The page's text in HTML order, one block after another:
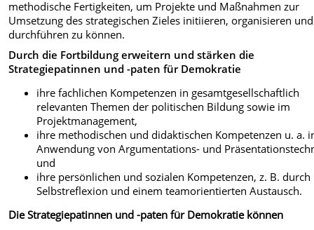
methodische Fertigkeiten, um Projekte und Maßnahmen zur
Umsetzung des strategischen Zieles initiieren, organisieren und
durchführen zu können.
Durch die Fortbildung erweitern und stärken die
Strategiepatinnen und -paten für Demokratie
ihre fachlichen Kompetenzen in gesamtgesellschaftlich
relevanten Themen der politischen Bildung sowie im
Projektmanagement,
ihre methodischen und didaktischen Kompetenzen u. a.
Anwendung von Argumentations- und
und
ihre persönlichen und sozialen Kompetenzen, z. B. durch
Selbstreflexion und einem teamorientierten Austausch.
Die Strategiepatinnen und -paten für Demokratie können